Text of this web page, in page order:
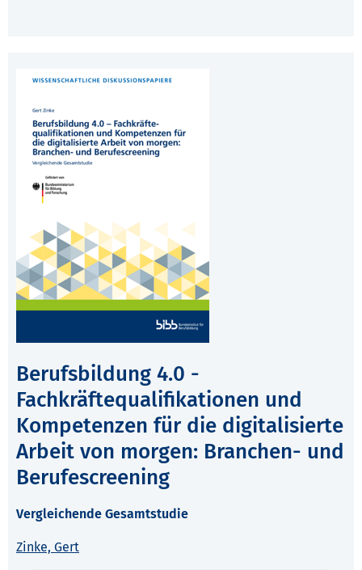
Berufsbildung 4.0 -
Fachkräftequalifikationen und
Kompetenzen für die digitalisierte
Arbeit von morgen: Branchen- und
Berufescreening
Vergleichende Gesamtstudie
Zinke, Gert